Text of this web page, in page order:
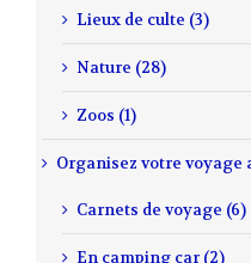
Lieux de culte (3)
Nature (28)
Zoos (1)
Organisez votre voyage
Carnets de voyage (6)
En camping car (2)